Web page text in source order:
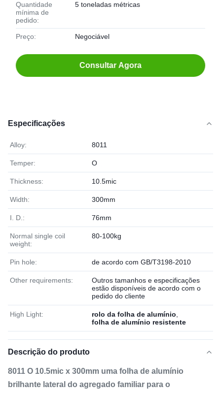
Quantidade
mínima de
pedido:
5 toneladas métricas
Preço: Negociável
Consultar Agora
Especificações
Alloy: 8011
Temper: O
Thickness: 10.5mic
Width: 300mm
I. D.: 76mm
Normal single coil
weight:
80-100kg
Pin hole: de acordo com GB/T3198-2010
Other requirements:
Outros tamanhos e especificações
estão disponíveis de acordo com o
pedido do cliente
High Light: rolo da folha de alumínio
folha de alumínio resistente
Descrição do produto
8011 O 10.5mic x 300mm uma folha de alumínio
brilhante lateral do agregado familiar para o